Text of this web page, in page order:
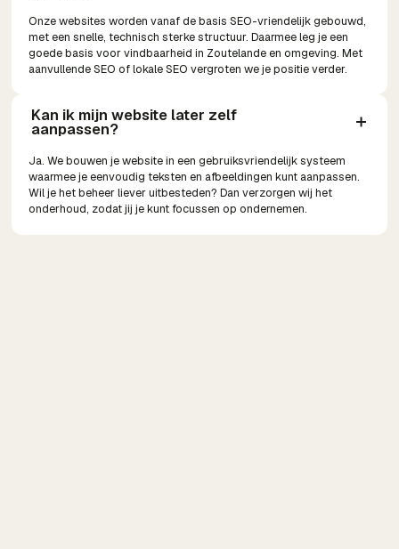
Onze websites worden vanaf de basis SEO-vriendelijk gebouwd,
met een snelle, technisch sterke structuur. Daarmee leg je een
goede basis voor vindbaarheid in Zoutelande en omgeving. Met
aanvullende SEO of lokale SEO vergroten we je positie verder.
Kan ik mijn website later zelf
aanpassen?
Ja. We bouwen je website in een gebruiksvriendelijk systeem
waarmee je eenvoudig teksten en afbeeldingen kunt aanpassen.
Wil je het beheer liever uitbesteden? Dan verzorgen wij het
onderhoud, zodat jij je kunt focussen op ondernemen.